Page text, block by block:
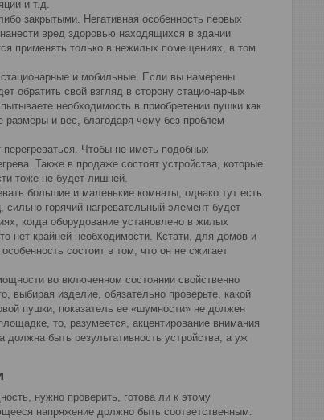
и т.д.
закрытыми. Негативная особенность первых
вред здоровью находящихся в здании
применять только в нежилых помещениях, в том
стационарные и мобильные. Если вы намерены
обратить свой взгляд в сторону стационарных
необходимость в приобретении пушки как
и вес, благодаря чему без проблем
Чтобы не иметь подобных
Также в продаже состоят устройства, которые
тоже не будет лишней.
большие и маленькие комнаты, однако тут есть
горячий нагревательный элемент будет
когда оборудование установлено в жилых
нет крайней необходимости. Кстати, для домов и
состоит в том, что он не сжигает
во включенном состоянии свойственно
изделие, обязательно проверьте, какой
пушки, показатель ее «шумности» не должен
то, разумеется, акцентирование внимания
быть результативность устройства, а уж
нужно проверить, готова ли к этому
напряжение должно быть соответственным.